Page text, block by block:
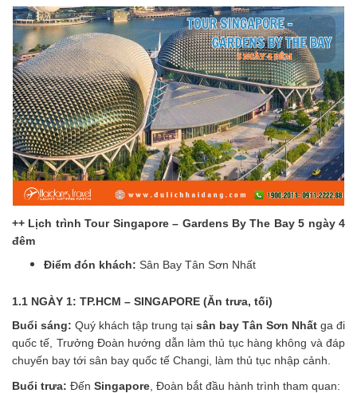
++ Lịch trình Tour Singapore – Gardens By The Bay 5 ngày 4
đêm
Điểm đón khách: Sân Bay Tân Sơn Nhất
1.1 NGÀY 1: TP.HCM – SINGAPORE (Ăn trưa, tối)
Buổi sáng: Quý khách tập trung tại sân bay Tân Sơn Nhất ga đi
quốc tế, Trưởng Đoàn hướng dẫn làm thủ tục hàng không và đáp
chuyến bay tới sân bay quốc tế Changi, làm thủ tục nhập cảnh.
Buổi trưa: Đến Singapore , Đoàn bắt đầu hành trình tham quan: